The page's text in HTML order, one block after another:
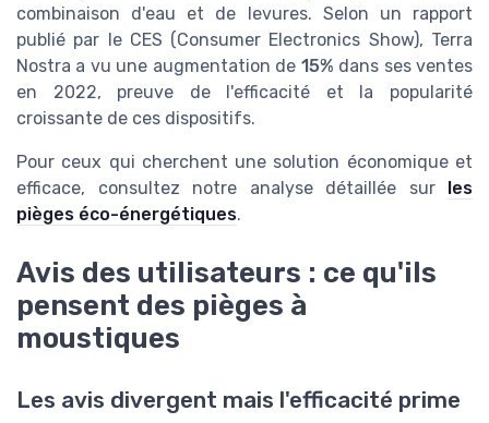
combinaison d'eau et de levures. Selon un rapport
publié par le CES (Consumer Electronics Show), Terra
Nostra a vu une augmentation de 15% dans ses ventes
en 2022, preuve de l'efficacité et la popularité
croissante de ces dispositifs.
Pour ceux qui cherchent une solution économique et
efficace, consultez notre analyse détaillée sur
les
pièges éco-énergétiques.
Avis des utilisateurs : ce qu'ils
pensent des pièges à
moustiques
Les avis divergent mais l'efficacité prime